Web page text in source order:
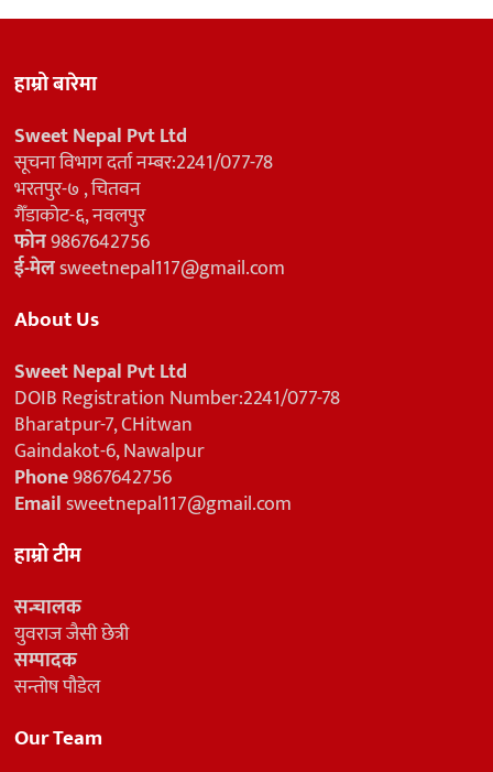
हाम्रो बारेमा
Sweet Nepal Pvt Ltd
सूचना विभाग दर्ता नम्बर:2241/077-78
भरतपुर-७ , चितवन
गैँडाकोट-६, नवलपुर
फोन9867642756
ई-मेलsweetnepal117@gmail.com
About Us
Sweet Nepal Pvt Ltd
DOIB Registration Number:2241/077-78
Bharatpur-7, CHitwan
Gaindakot-6, Nawalpur
Phone9867642756
Emailsweetnepal117@gmail.com
हाम्रो टीम
सन्चालक
युवराज जैसी छेत्री
सम्पादक
सन्तोष पौडेल
Our Team